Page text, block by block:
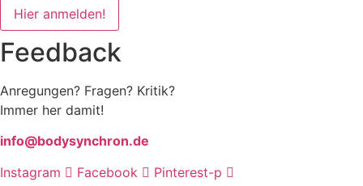
Hier anmelden!
Feedback
Anregungen? Fragen? Kritik?
Immer her damit!
info@bodysynchron.de
Instagram
Facebook Pinterest-p